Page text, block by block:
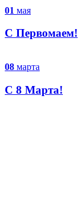
01 мая
С Первомаем!
08 марта
С 8 Марта!